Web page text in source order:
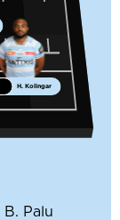
H. Kolingar
B. Palu